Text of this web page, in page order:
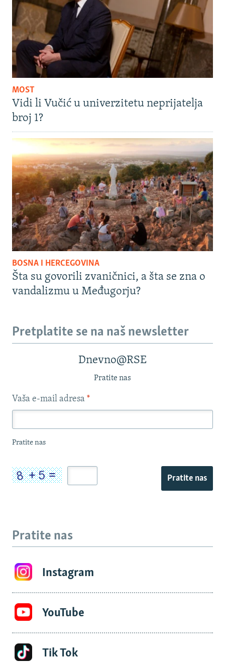
MOST
Vidi li Vučić u univerzitetu neprijatelja
broj 1?
BOSNA I HERCEGOVINA
Šta su govorili zvaničnici, a šta se zna o
vandalizmu u Međugorju?
Pretplatite se na naš newsletter
Dnevno@RSE
Pratite nas
Vaša e-mail adresa *
Pratite nas
Pratite nas
Pratite nas
Instagram
YouTube
Tik Tok